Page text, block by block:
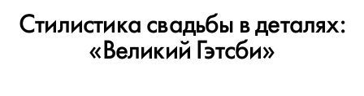
Стилистика свадьбы в деталях:
«Великий Гэтсби»